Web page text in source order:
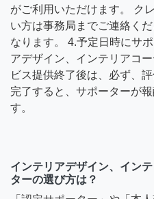
がご利用いただけます。 ク
い方は事務局までご連絡く
なります。 4.予定日時にサ
アデザイン、インテリアコ
ビス提供終了後は、必ず、
完了すると、サポーターが
す。
インテリアデザイン、イン
ターの選び方は？